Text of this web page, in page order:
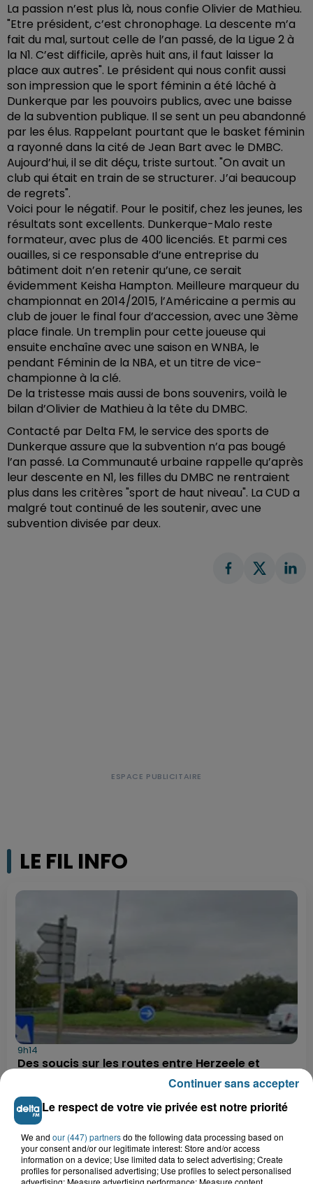
La passion n’est plus là, nous confie Olivier de Mathieu.
"Etre président, c’est chronophage. La descente m’a
fait du mal, surtout celle de l’an passé, de la Ligue 2 à
la N1. C’est difficile, après huit ans, il faut laisser la
place aux autres". Le président qui nous confit aussi
son impression que le sport féminin a été lâché à
Dunkerque par les pouvoirs publics, avec une baisse
de la subvention publique. Il se sent un peu abandonné
par les élus. Rappelant pourtant que le basket féminin
a rayonné dans la cité de Jean Bart avec le DMBC.
Aujourd’hui, il se dit déçu, triste surtout. "On avait un
club qui était en train de se structurer. J’ai beaucoup
de regrets".
Voici pour le négatif. Pour le positif, chez les jeunes, les
résultats sont excellents. Dunkerque-Malo reste
formateur, avec plus de 400 licenciés. Et parmi ces
ouailles, si ce responsable d’une entreprise du
bâtiment doit n’en retenir qu’une, ce serait
évidemment Keisha Hampton. Meilleure marqueur du
championnat en 2014/2015, l’Américaine a permis au
club de jouer le final four d’accession, avec une 3ème
place finale. Un tremplin pour cette joueuse qui
ensuite enchaîne avec une saison en WNBA, le
pendant Féminin de la NBA, et un titre de vice-
championne à la clé.
De la tristesse mais aussi de bons souvenirs, voilà le
bilan d’Olivier de Mathieu à la tête du DMBC.
Contacté par Delta FM, le service des sports de
Dunkerque assure que la subvention n’a pas bougé
l’an passé. La Communauté urbaine rappelle qu’après
leur descente en N1, les filles du DMBC ne rentraient
plus dans les critères "sport de haut niveau". La CUD a
malgré tout continué de les soutenir, avec une
subvention divisée par deux.
LE FIL INFO
9h14
Des soucis sur les routes entre Herzeele et
9h03
Un homme de 50 ans gravement
Le respect de votre vie privée est notre priorité
We and our (447) partnersdo the following data processing based on
your consent and/or our legitimate interest: Store and/or access
information on a device; Use limited data to select advertising; Create
profiles for personalised advertising; Use profiles to select personalised
advertising; Measure advertising performance; Measure content
Continuer sans accepter